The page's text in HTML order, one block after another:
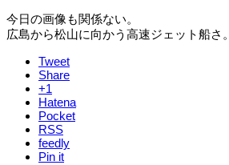
今日の画像も関係ない。
広島から松山に向かう高速ジェット船さ。
Tweet
Share
+1
Hatena
Pocket
RSS
feedly
Pin it